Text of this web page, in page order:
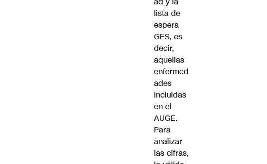
lista de
espera
GES, es
decir,
aquellas
enfermed
ades
incluidas
en el
AUGE.
Para
analizar
las cifras,